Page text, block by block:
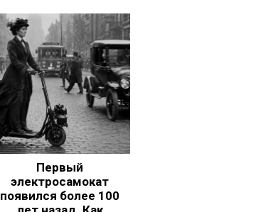
Первый
электросамокат
появился более 100